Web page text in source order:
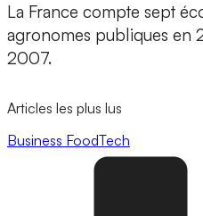
La France compte sept
agronomes publiques en
2007.
Articles les plus lus
Business FoodTech